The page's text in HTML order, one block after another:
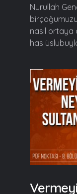
Nurullah
nasıl ortaya
has